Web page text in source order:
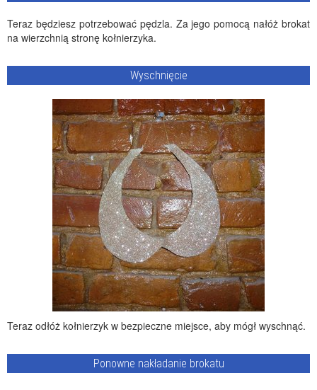
Teraz będziesz potrzebować pędzla. Za jego pomocą nałóż brokat
na wierzchnią stronę kołnierzyka.
Wyschnięcie
Teraz odłóż kołnierzyk w bezpieczne miejsce, aby mógł wyschnąć.
Ponowne nakładanie brokatu